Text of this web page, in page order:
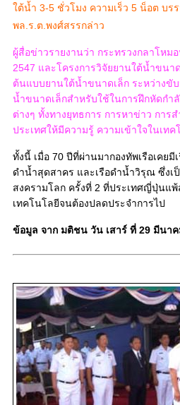
ต้น้ำ 3-5 ชั่วโมง ความเร็ว 5 น็อต บรร
พล.ร.ต.พงศ์สรรกล่าว
ผู้สื่อข่าวรายงานว่า กระทรวงกลาโหม
2547 และโครงการวิจัยยานใต้น้ำขน
ต้นแบบยานใต้น้ำขนาดเล็ก ระหว่างขั
น้ำขนาดเล็กสำหรับใช้ในการฝึกหัดกำ
ต่างๆ ทั้งทางยุทธการ การหาข่าว กา
ประเทศให้มีความรู้ ความเข้าใจในเท
ทั้งนี้ เมื่อ 70 ปีที่ผ่านมากองทัพเรือเคย
ดำน้ำสุดสาคร และเรือดำน้ำวิรุณ ซึ่งเ
สงครามโลก ครั้งที่ 2 ที่ประเทศญี่ปุ่นแ
เทคโนโลยีจนต้องปลดประจำการไป
ข้อมูล จาก มติชน วัน เสาร์ ที่ 29 มีนา